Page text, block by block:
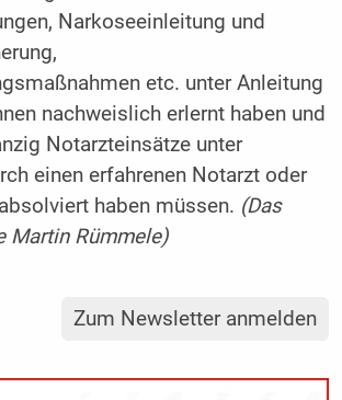
Narkoseeinleitung und
etc. unter Anleitung
nachweislich erlernt haben und
Notarzteinsätze unter
einen erfahrenen Notarzt oder
haben müssen. (Das
Martin Rümmele)
Zum Newsletter anmelden